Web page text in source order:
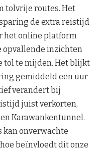
tolvrije routes. Het
de extra reistijd
het online platform
opvallende inzichten
tol te mijden. Het blijkt
gemiddeld een uur
verandert bij
juist verkorten,
Karawankentunnel.
kan onverwachte
beïnvloedt dit onze